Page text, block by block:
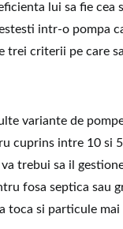
lui sa fie cea
intr-o pompa
criterii pe care
variante de
cuprins intre 10 si
trebui sa il
fosa septica sau
toca si particule mai